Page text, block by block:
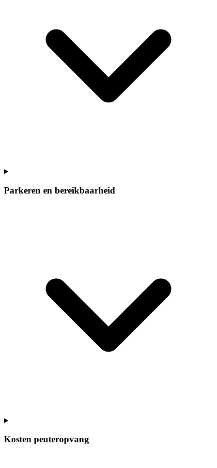
Parkeren en bereikbaarheid
Kosten peuteropvang